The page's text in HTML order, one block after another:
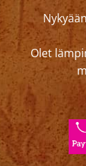
Olet